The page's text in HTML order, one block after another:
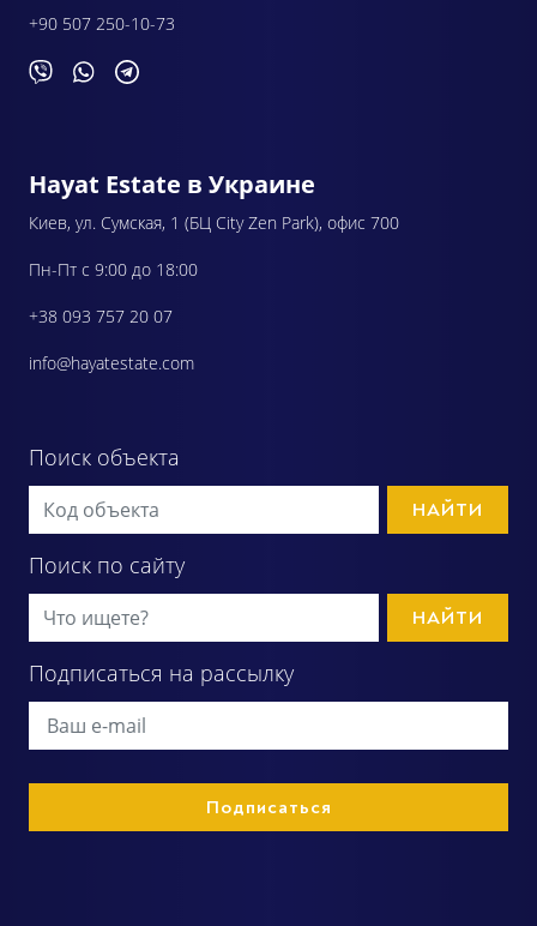
+90 507 250-10-73
Hayat Estate в Украине
Киев, ул. Сумская, 1 (БЦ City Zen Park), офис 700
Пн-Пт с 9:00 до 18:00
+38 093 757 20 07
info@hayatestate.com
Поиск объекта
НАЙТИ
Поиск по сайту
НАЙТИ
Подписаться на рассылку